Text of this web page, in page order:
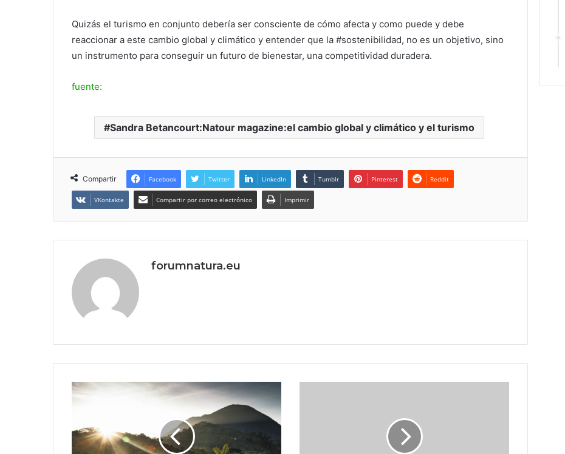
Quizás el turismo en conjunto debería ser consciente de cómo afecta y como puede y debe
reaccionar a este cambio global y climático y entender que la #sostenibilidad, no es un objetivo, sino
un instrumento para conseguir un futuro de bienestar, una competitividad duradera.
fuente:
Sandra Betancourt:Natour magazine:el cambio global y climático y el turismo
Compartir Facebook Twitter LinkedIn Tumblr Pinterest Reddit
VKontakte Compartir por correo electrónico Imprimir
forumnatura.eu